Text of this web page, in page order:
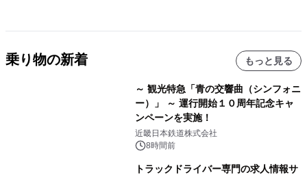
乗り物の新着 もっと見る
～ 観光特急「青の交響曲（シンフォニ
ー）」 ～ 運行開始１０周年記念キャ
ンペーンを実施！
近畿日本鉄道株式会社
8時間前
トラックドライバー専門の求人情報サ